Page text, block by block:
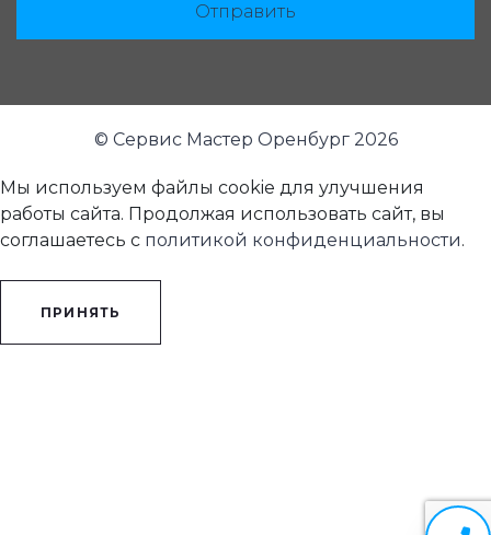
Отправить
© Сервис Мастер Оренбург 2026
Мы используем файлы cookie для улучшения
работы сайта. Продолжая использовать сайт, вы
соглашаетесь с политикой конфиденциальности.
ПРИНЯТЬ